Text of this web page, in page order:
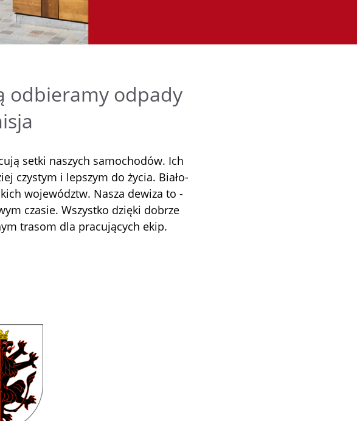
odbieramy odpady
setki naszych samochodów. Ich
czystym i lepszym do życia. Biało-
województw. Nasza dewiza to -
czasie. Wszystko dzięki dobrze
trasom dla pracujących ekip.